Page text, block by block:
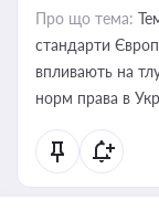
Про що тема:
стандарти
впливають на
норм права в